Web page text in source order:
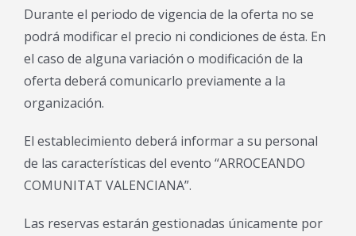
Durante el periodo de vigencia de la oferta no se
podrá modificar el precio ni condiciones de ésta. En
el caso de alguna variación o modificación de la
oferta deberá comunicarlo previamente a la
organización.
El establecimiento deberá informar a su personal
de las características del evento “ARROCEANDO
COMUNITAT VALENCIANA”.
Las reservas estarán gestionadas únicamente por